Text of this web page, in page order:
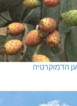
במעלות-תרשיחא